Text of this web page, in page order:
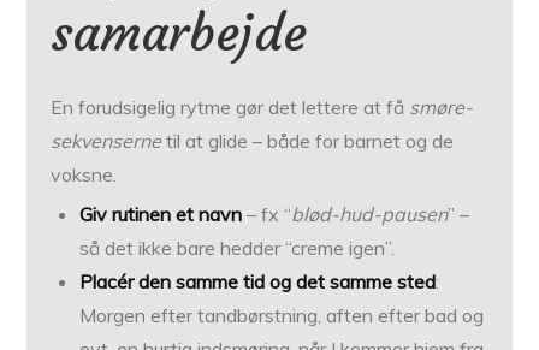
samarbejde
En forudsigelig rytme gør det lettere at få smøre­
sekvensernetil at glide – både for barnet og de
voksne.
Giv rutinen et navn – fx “blød-hud-pausen” –
så det ikke bare hedder “creme igen”.
Placér den samme tid og det samme sted:
Morgen efter tandbørstning, aften efter bad og